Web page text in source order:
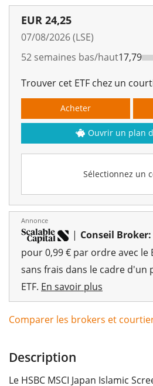
EUR 24,25
07/08/2026 (LSE)
52 semaines bas/haut17,79
Trouver cet ETF chez un
Sélectionnez un
Acheter
Ouvrir un plan
Annonce
| Conseil Broker:
pour 0,99 € par ordre avec le
sans frais dans le cadre d'un
ETF. En savoir plus
Comparer les brokers et
Description
Le HSBC MSCI Japan Islamic